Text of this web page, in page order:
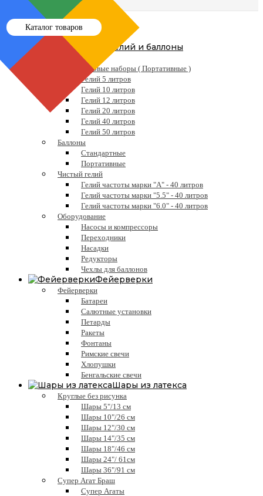
Каталог товаров
Гелий и баллоны
Готовые наборы ( Портативные )
Гелий 5 литров
Гелий 10 литров
Гелий 12 литров
Гелий 20 литров
Гелий 40 литров
Гелий 50 литров
Баллоны
Стандартные
Портативные
Чистый гелий
Гелий частоты марки "А" - 40 литров
Гелий частоты марки "5.5" - 40 литров
Гелий частоты марки "6.0" - 40 литров
Оборудование
Насосы и компрессоры
Переходники
Насадки
Редукторы
Чехлы для баллонов
Фейерверки
Фейерверки
Батареи
Салютные установки
Петарды
Ракеты
Фонтаны
Римские свечи
Хлопушки
Бенгальские свечи
Шары из латекса
Круглые без рисунка
Шары 5"/13 см
Шары 10"/26 см
Шары 12"/30 см
Шары 14"/35 см
Шары 18"/46 см
Шары 24"/ 61см
Шары 36"/91 см
Супер Агат Браш
Супер Агаты